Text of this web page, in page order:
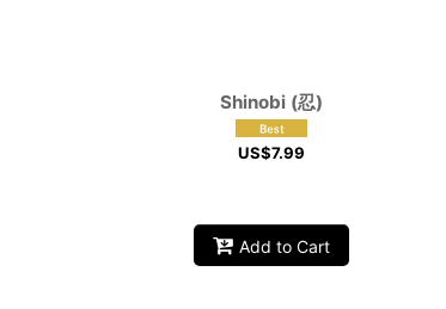
Shinobi (忍)
US$7.99
Add to Cart